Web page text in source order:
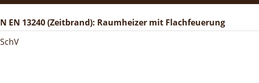
EN 13240 (Zeitbrand): Raumheizer mit Flachfeuerung